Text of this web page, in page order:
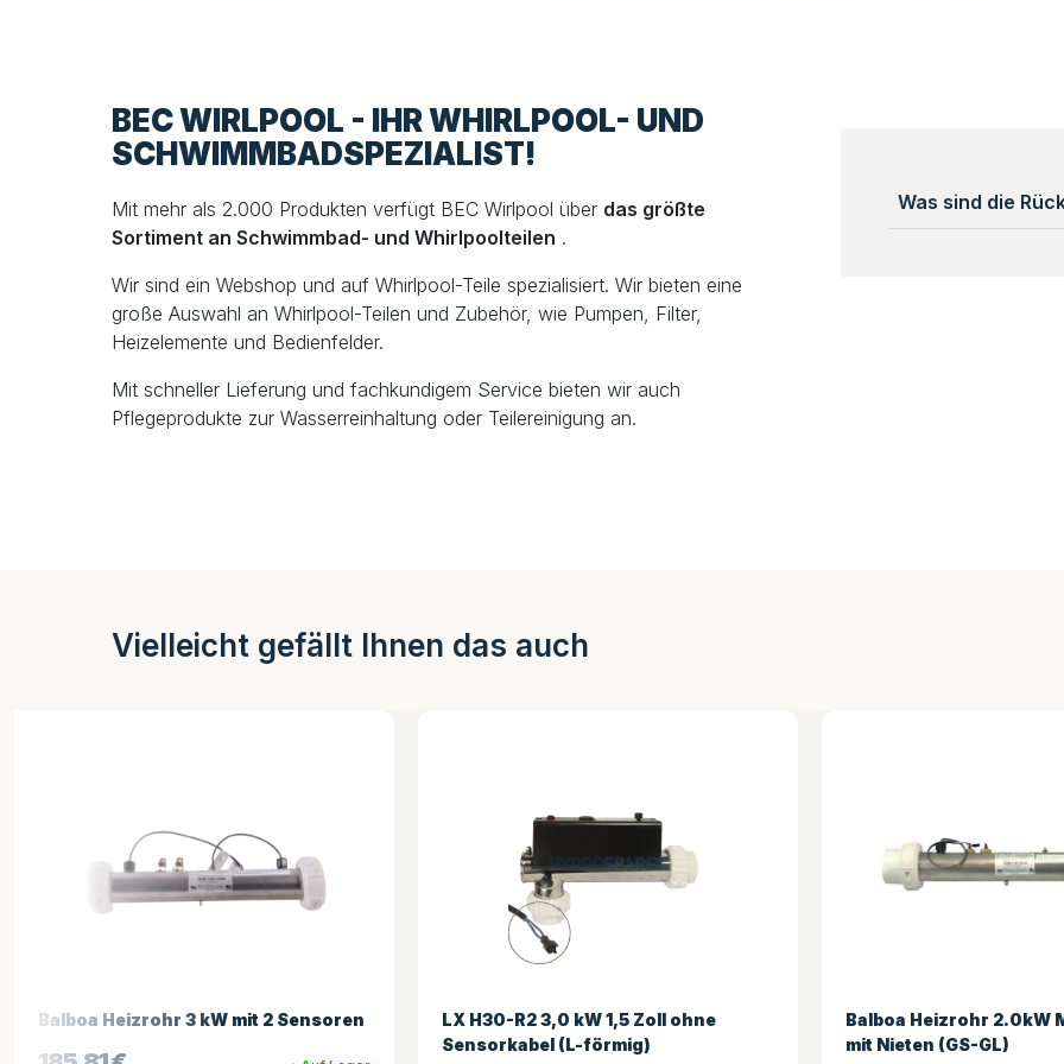
BEC WIRLPOOL - IHR WHIRLPOOL- UND
SCHWIMMBADSPEZIALIST!
Mit mehr als 2.000 Produkten verfügt BEC Wirlpool über das größte
Sortiment an Schwimmbad- und Whirlpoolteilen .
Wir sind ein Webshop und auf Whirlpool-Teile spezialisiert. Wir bieten eine
große Auswahl an Whirlpool-Teilen und Zubehör, wie Pumpen, Filter,
Heizelemente und Bedienfelder.
Mit schneller Lieferung und fachkundigem Service bieten wir auch
Pflegeprodukte zur Wasserreinhaltung oder Teilereinigung an.
Was sind die
Vielleicht gefällt Ihnen das auch
LX H30-R2 3,0 kW 1,5 Zoll ohne
Balboa Heizrohr 2.0kW M7 Heizung
mit Nieten (GS-GL)
AeWare IN.THERM
Fernheizung